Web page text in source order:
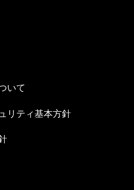
いて
リティ基本方針